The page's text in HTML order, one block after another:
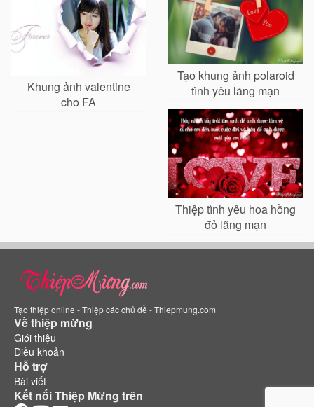
Khung ảnh valentine
cho FA
Tạo khung ảnh polaroid
tình yêu lãng mạn
Thiệp tình yêu hoa hồng
đỏ lãng mạn
Tạo thiệp online - Thiệp các chủ đề - Thiepmung.com
Về thiệp mừng
Giới thiệu
Điều khoản
Hỗ trợ
Bài viết
Kết nối Thiệp Mừng trên